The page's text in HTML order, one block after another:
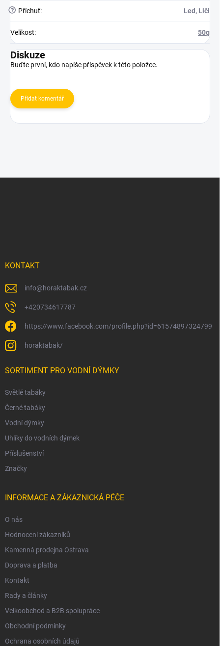
? Příchuť: Led, Liči
Velikost: 50g
Diskuze
Buďte první, kdo napíše příspěvek k této položce.
Přidat komentář
KONTAKT
info@horaktabak.cz
+420734617787
https://www.facebook.com/profile.php?id=61574897324799
horaktabak/
SORTIMENT PRO VODNÍ DÝMKY
Světlé tabáky
Černé tabáky
Vodní dýmky
Uhlíky do vodních dýmek
Příslušenství
Značky
INFORMACE A ZÁKAZNICKÁ PÉČE
O nás
Hodnocení zákazníků
Kamenná prodejna Ostrava
Doprava a platba
Kontakt
Rady a články
Velkoobchod a B2B spolupráce
Obchodní podmínky
Ochrana osobních údajů